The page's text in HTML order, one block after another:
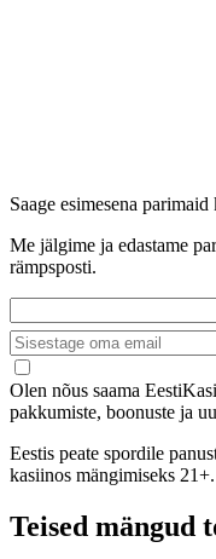
Saage esimesena
Me jälgime ja edastame
rämpsposti.
Olen nõus saama
pakkumiste, boonuste ja
Eestis peate spordile
kasiinos mängimiseks
Teised mängud